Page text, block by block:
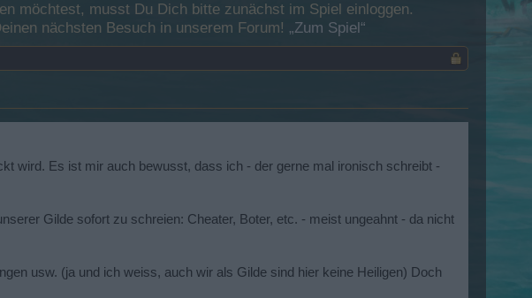
möchtest, musst Du Dich bitte zunächst im Spiel einloggen.
nächsten Besuch in unserem Forum! „Zum Spiel“
wird. Es ist mir auch bewusst, dass ich - der gerne mal ironisch schreibt -
Gilde sofort zu schreien: Cheater, Boter, etc. - meist ungeahnt - da nicht
usw. (ja und ich weiss, auch wir als Gilde sind hier keine Heiligen) Doch